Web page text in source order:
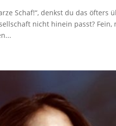
Schaf!“, denkst du das öfters
nicht hinein passt?